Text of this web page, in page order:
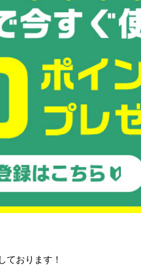
ため、省スペースで収納が可
ます。
所でも取り回しがよく、小回
ております！